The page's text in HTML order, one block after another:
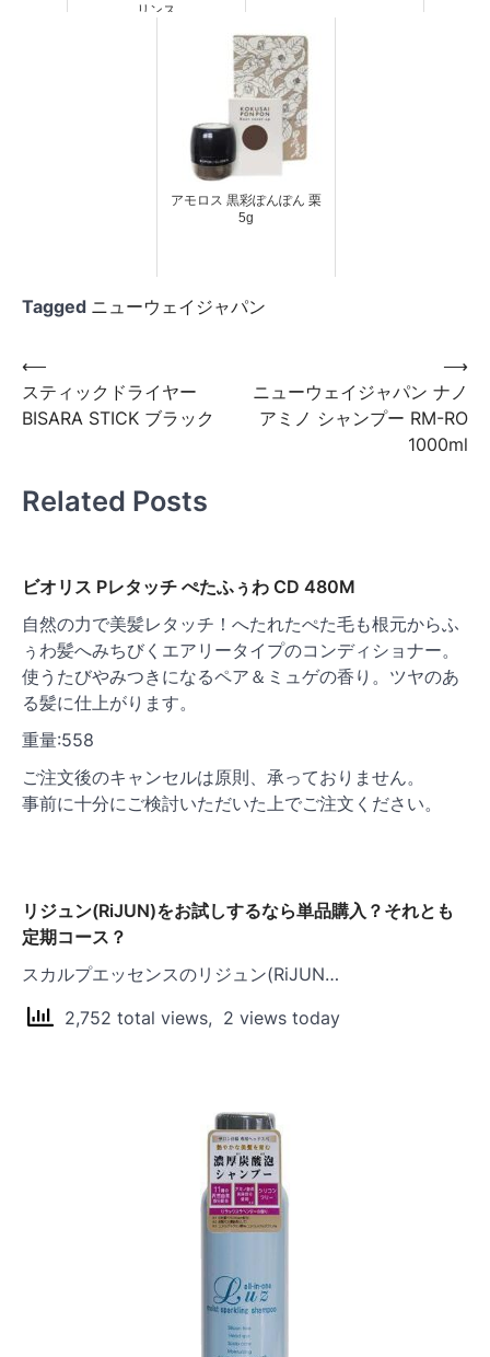
リンス
アモロス 黒彩ぽんぽん 栗
5g
Tagged ニューウェイジャパン
投
稿
ゲ
シ
ン
⟵
スティックドライヤー
BISARA STICK ブラック
ニューウェイジャパン ナノ
アミノ シャンプー RM-RO
1000ml
⟶
Related Posts
ビオリス Pレタッチ ぺたふぅわ CD 480M
自然の力で美髪レタッチ！へたれたぺた毛も根元からふ
ぅわ髪へみちびくエアリータイプのコンディショナー。
使うたびやみつきになるペア＆ミュゲの香り。ツヤのあ
る髪に仕上がります。
重量:558
ご注文後のキャンセルは原則、承っておりません。
事前に十分にご検討いただいた上でご注文ください。
リジュン(RiJUN)をお試しするなら単品購入？それとも
定期コース？
スカルプエッセンスのリジュン(RiJUN…
2,752 total views, 2 views today